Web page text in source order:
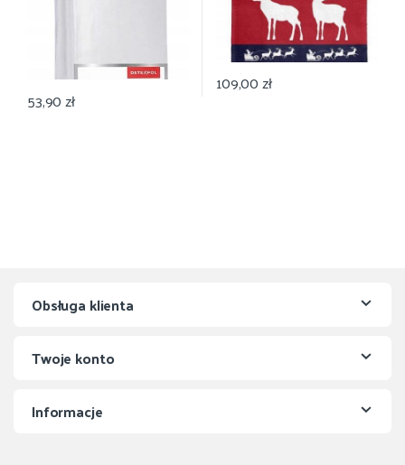
53,90zł
109,00zł
Obsługa klienta
Twoje konto
Informacje